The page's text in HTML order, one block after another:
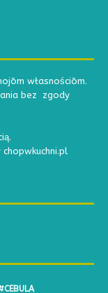
własnościōm.
bez zgody